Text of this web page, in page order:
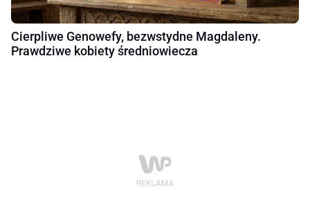
Cierpliwe Genowefy, bezwstydne Magdaleny.
Prawdziwe kobiety średniowiecza